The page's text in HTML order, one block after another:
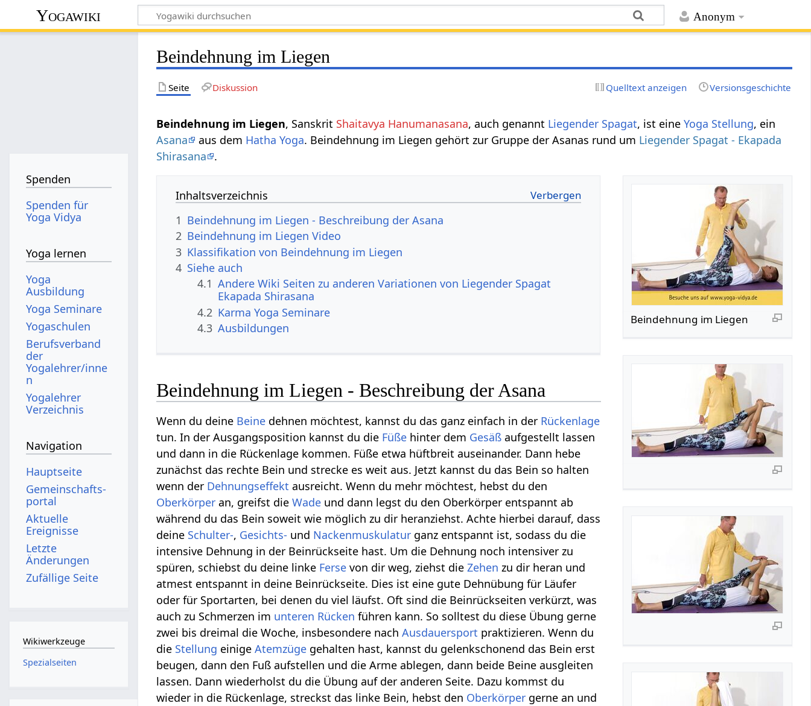
Anonym
Yogawiki
Beindehnung im Liegen
Seite Diskussion Quelltext anzeigen Versionsgeschichte
Beindehnung im Liegen, Sanskrit Shaitavya Hanumanasana, auch genannt Liegender Spagat, ist eineYoga Stellung, ein
Asana
aus dem Hatha Yoga. Beindehnung im Liegen gehört zur Gruppe der Asanas rund um Liegender Spagat - Ekapada
Shirasana
.
Beindehnung im Liegen
Inhaltsverzeichnis
1 Beindehnung im Liegen - Beschreibung der Asana
2 Beindehnung im Liegen Video
3 Klassifikation von Beindehnung im Liegen
4 Siehe auch
4.1 Andere Wiki Seiten zu anderen Variationen von Liegender Spagat
Ekapada Shirasana
4.2 Karma Yoga Seminare
4.3 Ausbildungen
Beindehnung im Liegen - Beschreibung der Asana
Wenn du deine Beine dehnen möchtest, kannst du das ganz einfach in der Rückenlage
tun. In der Ausgangsposition kannst du die Füße hinter dem Gesäß aufgestellt lassen
und dann in die Rückenlage kommen. Füße etwa hüftbreit auseinander. Dann hebe
zunächst das rechte Bein und strecke es weit aus. Jetzt kannst du das Bein so halten
wenn der Dehnungseffekt ausreicht. Wenn du mehr möchtest, hebst du den
Oberkörper an, greifst dieWade und dann legst du den Oberkörper entspannt ab
während du das Bein soweit wie möglich zu dir heranziehst. Achte hierbei darauf, dass
deine Schulter-, Gesichts- und Nackenmuskulatur ganz entspannt ist, sodass du die
intensive Dehnung in der Beinrückseite hast. Um die Dehnung noch intensiver zu
spüren, schiebst du deine linke Ferse von dir weg, ziehst dieZehen zu dir heran und
atmest entspannt in deine Beinrückseite. Dies ist eine gute Dehnübung für Läufer
oder für Sportarten, bei denen du viel läufst. Oft sind die Beinrückseiten verkürzt, was
auch zu Schmerzen im unteren Rücken führen kann. So solltest du diese Übung gerne
zwei bis dreimal die Woche, insbesondere nachAusdauersport praktizieren. Wenn du
die Stellung einigeAtemzüge gehalten hast, kannst du gelenkschonend das Bein erst
beugen, dann den Fuß aufstellen und die Arme ablegen, dann beide Beine ausgleiten
lassen. Dann wiederholst du die Übung auf der anderen Seite. Dazu kommst du
wieder in die Rückenlage, streckst das linke Bein, hebst den Oberkörper gerne an und
Spenden
Spenden für
Yoga Vidya
Yoga lernen
Yoga
Ausbildung
Yoga Seminare
Yogaschulen
Berufsverband
der
Yogalehrer/inne
n
Yogalehrer
Verzeichnis
Navigation
Hauptseite
Gemeinschafts­
portal
Aktuelle
Ereignisse
Letzte
Änderungen
Zufällige Seite
Wikiwerkzeuge
Spezialseiten